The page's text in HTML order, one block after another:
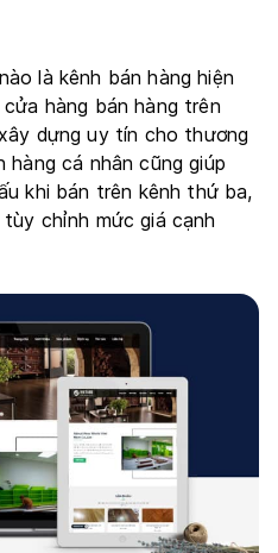
là kênh bán hàng hiện
hàng bán hàng trên
dựng uy tín cho thương
hàng cá nhân cũng giúp
khi bán trên kênh thứ ba,
chỉnh mức giá cạnh